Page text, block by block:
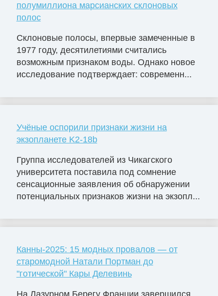
полумиллиона марсианских склоновых
полос
Склоновые полосы, впервые замеченные в
1977 году, десятилетиями считались
возможным признаком воды. Однако новое
исследование подтверждает: современн...
Учёные оспорили признаки жизни на
экзопланете K2-18b
Группа исследователей из Чикагского
университета поставила под сомнение
сенсационные заявления об обнаружении
потенциальных признаков жизни на экзопл...
Канны-2025: 15 модных провалов — от
старомодной Натали Портман до
"готической" Кары Делевинь
На Лазурном Берегу Франции завершился